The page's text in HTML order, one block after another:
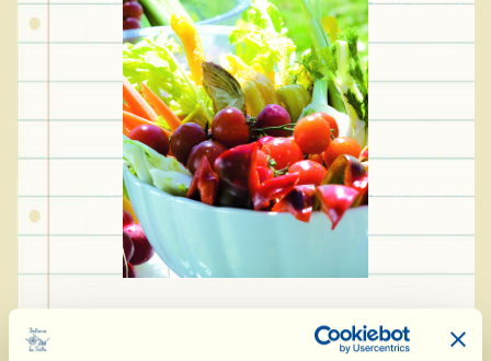
Je nach Appetit, beliebige Mengen folgender